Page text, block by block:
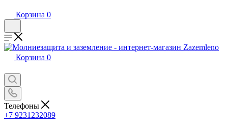
Корзина 0
Корзина 0
Телефоны
+7 9231232089